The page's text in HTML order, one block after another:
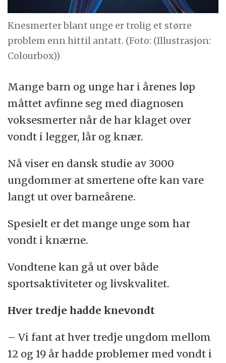
Knesmerter blant unge er trolig et større
problem enn hittil antatt. (Foto: (Illustrasjon:
Colourbox))
Mange barn og unge har i årenes løp
måttet avfinne seg med diagnosen
voksesmerter når de har klaget over
vondt i legger, lår og knær.
Nå viser en dansk studie av 3000
ungdommer at smertene ofte kan vare
langt ut over barneårene.
Spesielt er det mange unge som har
vondt i knærne.
Vondtene kan gå ut over både
sportsaktiviteter og livskvalitet.
Hver tredje hadde knevondt
– Vi fant at hver tredje ungdom mellom
12 og 19 år hadde problemer med vondt i